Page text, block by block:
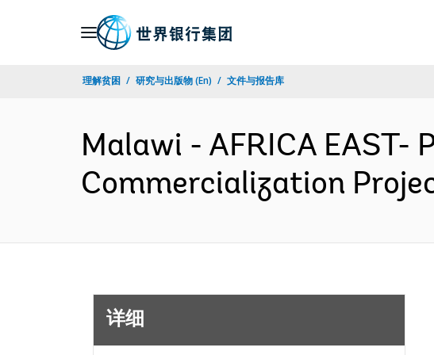
理解贫困 研究与出版物 (En) 文件与报告库
Malawi - AFRICA
Commercialization
详细